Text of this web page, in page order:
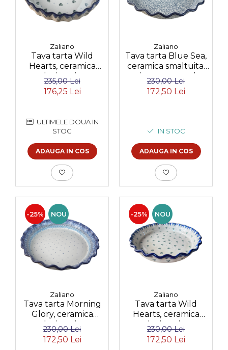
Zaliano
Tava tarta Wild
Hearts, ceramica
smaltuita, pictata
manual, 24 cm
235,00 Lei
176,25 Lei
ULTIMELE DOUA IN
STOC
ADAUGA IN COS
Zaliano
Tava tarta Blue Sea,
ceramica smaltuita,
pictata manual,
diametru 25,5 cm
230,00 Lei
172,50 Lei
IN STOC
ADAUGA IN COS
-25% NOU
Zaliano
Tava tarta Morning
Glory, ceramica
smaltuita, pictata
manual, diametru
25,5 cm
230,00 Lei
172,50 Lei
-25% NOU
Zaliano
Tava tarta Wild
Hearts, ceramica
smaltuita, pictata
manual, diametru
25,5 cm
230,00 Lei
172,50 Lei